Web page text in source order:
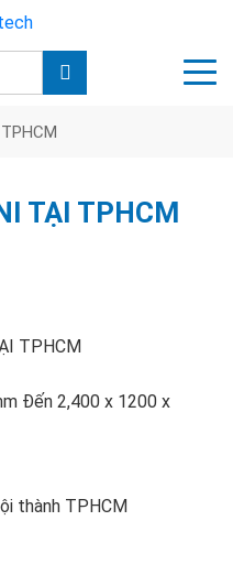
TẠI TPHCM
TPHCM
Đến 2,400 x 1200 x
thành TPHCM